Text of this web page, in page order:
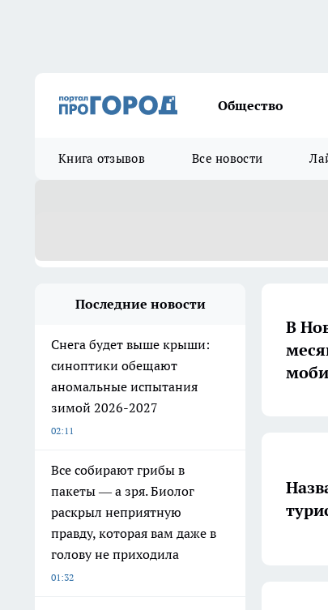
Общество
Книга отзывов Все новости
Последние новости
Снега будет выше крыши:
синоптики обещают
аномальные испытания
зимой 2026-2027
02:11
Все собирают грибы в
пакеты — а зря. Биолог
раскрыл неприятную
правду, которая вам даже в
голову не приходила
01:32
В